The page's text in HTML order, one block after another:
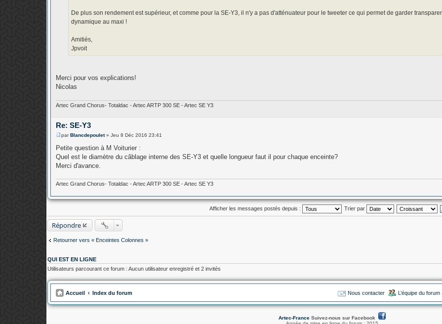
De plus son rendement est supérieur, et comme pour la SE-Y3, il n'y a pas d'atténuateur pour le tweeter ce qui permet de garder
dynamique au maxi !
Amitiés,
Jpvoit
Merci pour vos explications!
Nicolas
Artec Grand Chorus- Totaldac - Artec ARTP 300 SE - Artec SE Y3
Re: SE-Y3
M
s
s
g
parBlancdepoulet» Jeu 8 Déc 2016 23:41
Petite question à M Voiturier :
Quel est le diamètre du câblage interne des SE-Y3 et quelle longueur faut il pour chaque enceinte?
Merci d'avance.
Artec Grand Chorus- Totaldac - Artec ARTP 300 SE - Artec SE Y3
Afficher les messages postés depuis : Trier par
Répondre
Retourner vers « Enceintes Colonnes »
QUI EST EN LIGNE
Utilisateurs parcourant ce forum : Aucun utilisateur enregistré et 2 invités
Accueil Index du forum L’équipe du forum
Nous contacter
Artec-FranceSuivez-nous sur Facebook